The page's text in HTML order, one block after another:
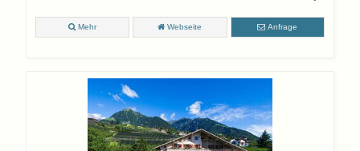
Mehr Webseite Anfrage